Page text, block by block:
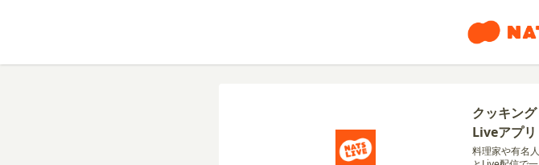
クッキング
Liveアプリ
料理家や有名人